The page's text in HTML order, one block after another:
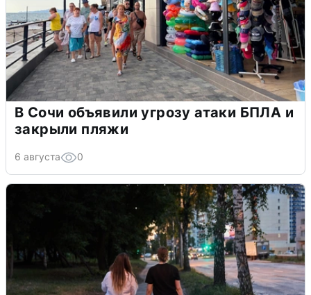
В Сочи объявили угрозу атаки БПЛА и
закрыли пляжи
6 августа 0